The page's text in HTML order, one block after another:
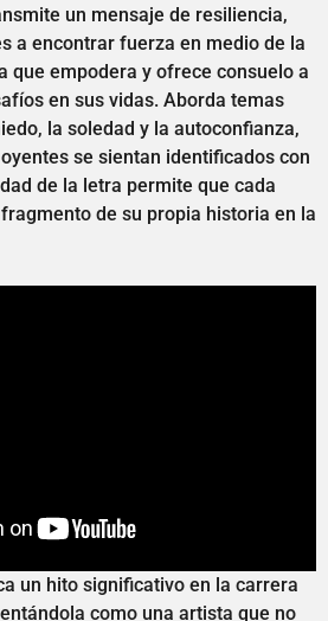
un mensaje de resiliencia,
a encontrar fuerza en medio de la
que empodera y ofrece consuelo a
en sus vidas. Aborda temas
la soledad y la autoconfianza,
se sientan identificados con
de la letra permite que cada
de su propia historia en la
un hito significativo en la carrera
como una artista que no